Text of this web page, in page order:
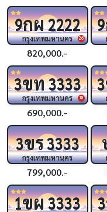
26
9กผ2222
กรุงเทพมหานคร
820,000.-
9
18
3ขท3333
กรุงเทพมหานคร
690,000.-
3
3ขร3333
กรุงเทพมหานคร
799,000.-
1ขผ3333 3